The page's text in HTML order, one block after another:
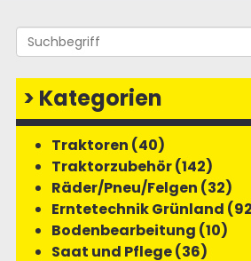
> Kategorien
Traktoren (40)
Traktorzubehör (142)
Räder/Pneu/Felgen (32)
Erntetechnik Grünland
Bodenbearbeitung (10)
Saat und Pflege (36)